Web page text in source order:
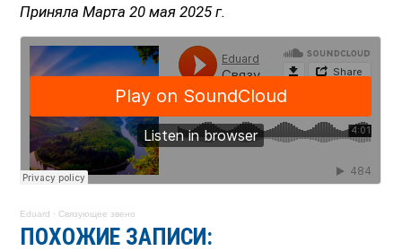
Приняла Марта 20 мая 2025 г.
Eduard · Связующее звено
ПОХОЖИЕ ЗАПИСИ: